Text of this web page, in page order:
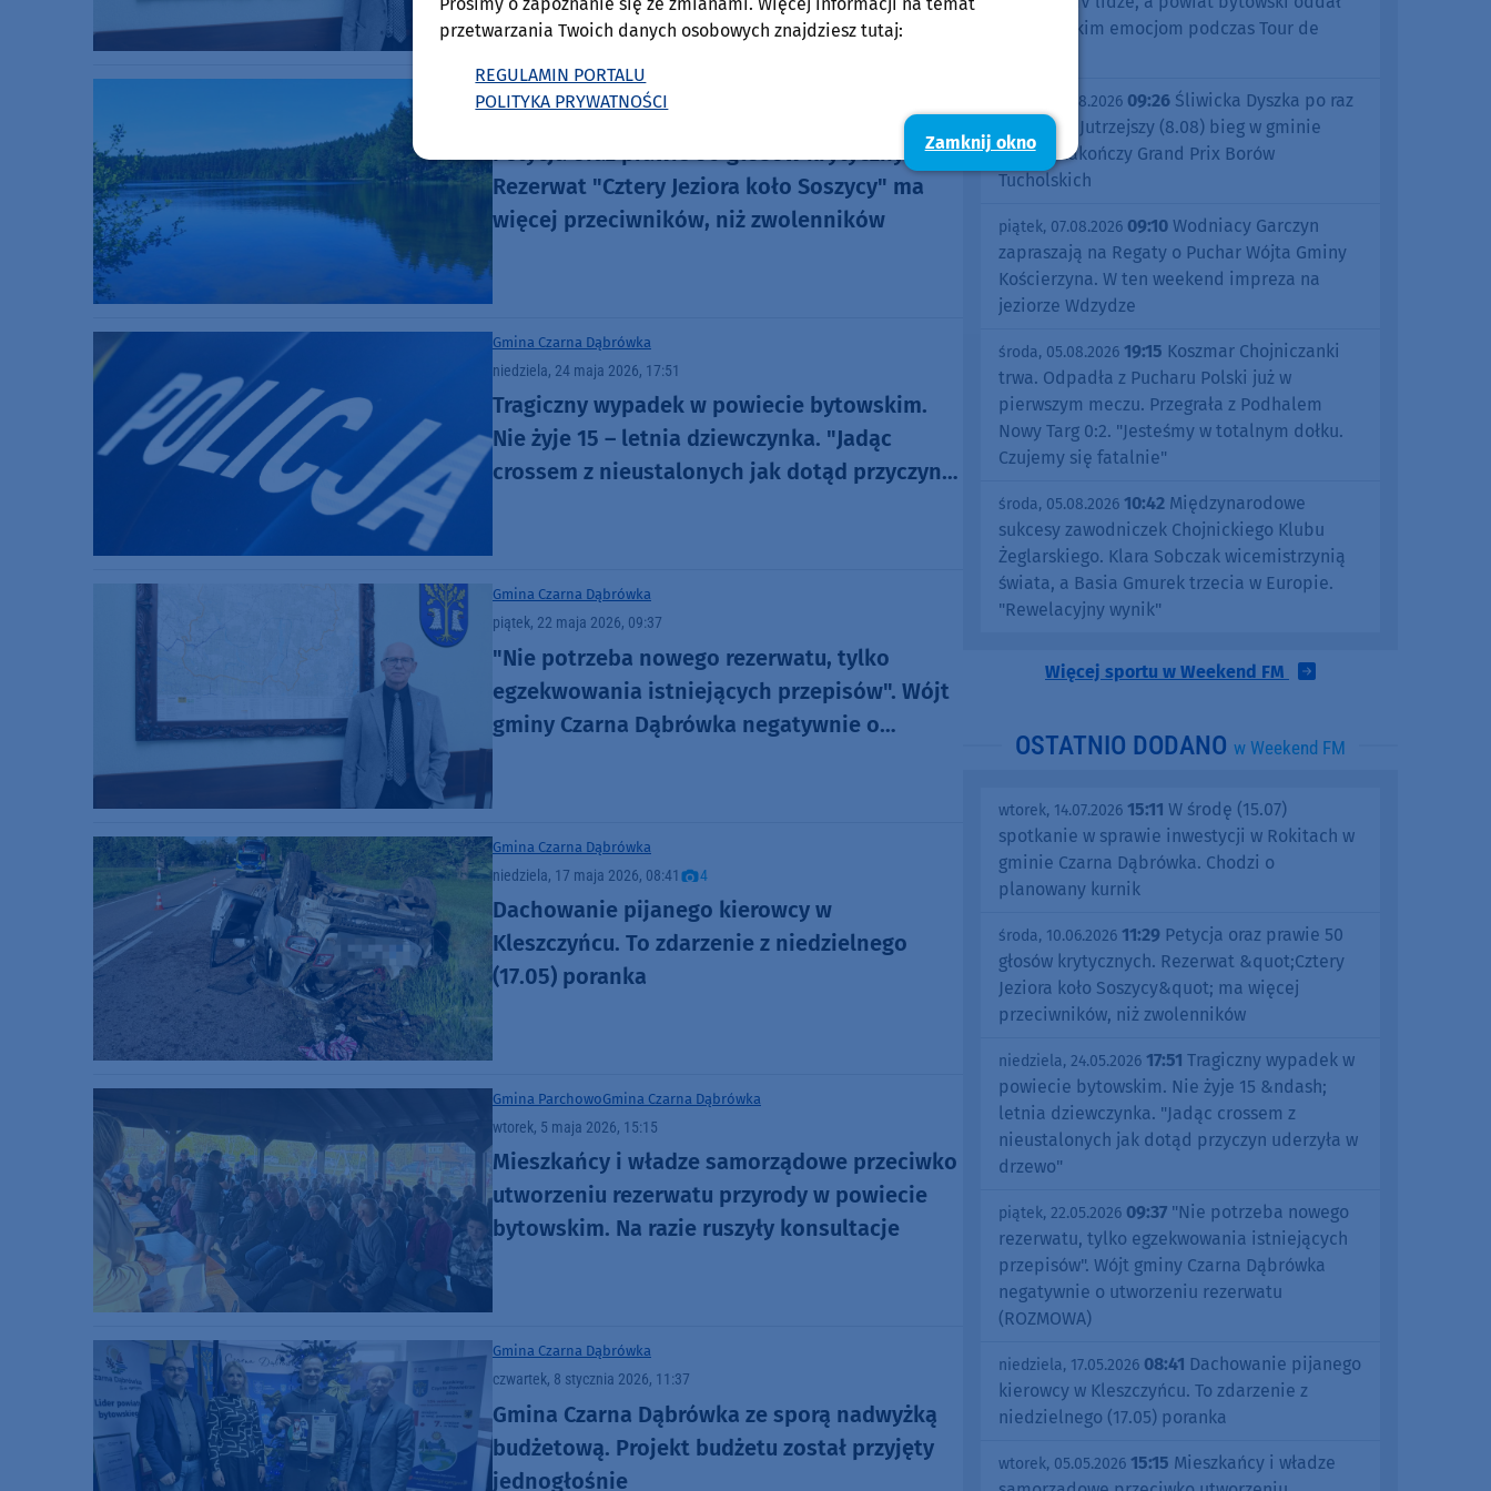
Gmina Czarna Dąbrówka
Petycja oraz prawie 50 głosów krytycznych.
Rezerwat "Cztery Jeziora koło Soszycy" ma
więcej przeciwników, niż zwolenników
Gmina Czarna Dąbrówka
niedziela, 24 maja 2026, 17:51
Tragiczny wypadek w powiecie bytowskim.
Nie żyje 15 – letnia dziewczynka. "Jadąc
crossem z nieustalonych jak dotąd przyczyn
Gmina Czarna Dąbrówka
piątek, 22 maja 2026, 09:37
"Nie potrzeba nowego rezerwatu, tylko
egzekwowania istniejących przepisów". Wójt
gminy Czarna Dąbrówka negatywnie o
Gmina Czarna Dąbrówka
niedziela, 17 maja 2026, 08:41 4
Dachowanie pijanego kierowcy w
Kleszczyńcu. To zdarzenie z niedzielnego
(17.05) poranka
Gmina ParchowoGmina Czarna Dąbrówka
wtorek, 5 maja 2026, 15:15
Mieszkańcy i władze samorządowe przeciwko
utworzeniu rezerwatu przyrody w powiecie
bytowskim. Na razie ruszyły konsultacje
Gmina Czarna Dąbrówka
czwartek, 8 stycznia 2026, 11:37
Gmina Czarna Dąbrówka ze sporą nadwyżką
budżetową. Projekt budżetu został przyjęty
jednogłośnie
się kolarskim emocjom podczas Tour de
piątek, 07.08.2026 09:26 Śliwicka Dyszka po raz
dziesiąty. Jutrzejszy (8.08) bieg w gminie
Śliwice zakończy Grand Prix Borów
Tucholskich
piątek, 07.08.2026 09:10 Wodniacy Garczyn
zapraszają na Regaty o Puchar Wójta Gminy
Kościerzyna. W ten weekend impreza na
jeziorze Wdzydze
środa, 05.08.2026 19:15 Koszmar Chojniczanki
trwa. Odpadła z Pucharu Polski już w
pierwszym meczu. Przegrała z Podhalem
Nowy Targ 0:2. "Jesteśmy w totalnym dołku.
Czujemy się fatalnie"
środa, 05.08.2026 10:42 Międzynarodowe
sukcesy zawodniczek Chojnickiego Klubu
Żeglarskiego. Klara Sobczak wicemistrzynią
świata, a Basia Gmurek trzecia w Europie.
"Rewelacyjny wynik"
Więcej sportu w Weekend FM
OSTATNIO DODANO w Weekend FM
wtorek, 14.07.2026 15:11 W środę (15.07)
spotkanie w sprawie inwestycji w Rokitach w
gminie Czarna Dąbrówka. Chodzi o
planowany kurnik
środa, 10.06.2026 11:29 Petycja oraz prawie 50
głosów krytycznych. Rezerwat &quot;Cztery
Jeziora koło Soszycy&quot; ma więcej
przeciwników, niż zwolenników
niedziela, 24.05.2026 17:51 Tragiczny wypadek w
powiecie bytowskim. Nie żyje 15 &ndash;
letnia dziewczynka. "Jadąc crossem z
nieustalonych jak dotąd przyczyn uderzyła w
drzewo"
piątek, 22.05.2026 09:37 "Nie potrzeba nowego
rezerwatu, tylko egzekwowania istniejących
przepisów". Wójt gminy Czarna Dąbrówka
negatywnie o utworzeniu rezerwatu
(ROZMOWA)
niedziela, 17.05.2026 08:41 Dachowanie pijanego
kierowcy w Kleszczyńcu. To zdarzenie z
niedzielnego (17.05) poranka
wtorek, 05.05.2026 15:15 Mieszkańcy i władze
przetwarzania Twoich danych osobowych znajdziesz tutaj:
REGULAMIN PORTALU
POLITYKA PRYWATNOŚCI
Zamknij okno